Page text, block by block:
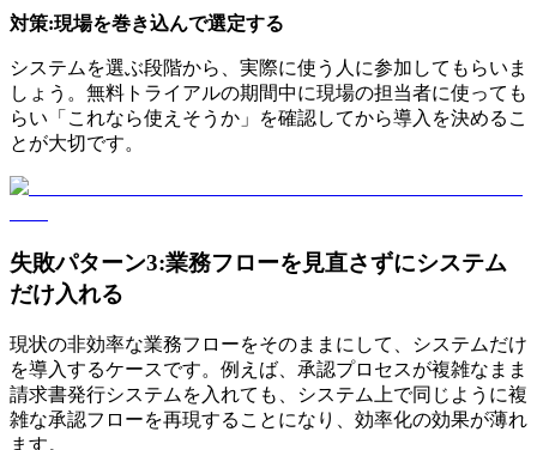
対策:現場を巻き込んで選定する
システムを選ぶ段階から、実際に使う人に参加してもらいま
しょう。無料トライアルの期間中に現場の担当者に使っても
らい「これなら使えそうか」を確認してから導入を決めるこ
とが大切です。
失敗パターン3:業務フローを見直さずにシステム
だけ入れる
現状の非効率な業務フローをそのままにして、システムだけ
を導入するケースです。例えば、承認プロセスが複雑なまま
請求書発行システムを入れても、システム上で同じように複
雑な承認フローを再現することになり、効率化の効果が薄れ
ます。